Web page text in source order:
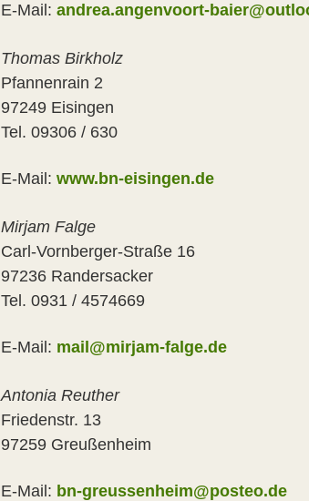
E-Mail: andrea.angenvoort-
Thomas Birkholz
Pfannenrain 2
97249 Eisingen
Tel. 09306 / 630
E-Mail: www.bn-eisingen.de
Mirjam Falge
Carl-Vornberger-Straße 16
97236 Randersacker
Tel. 0931 / 4574669
E-Mail: mail@mirjam-falge.de
Antonia Reuther
Friedenstr. 13
97259 Greußenheim
E-Mail: bn-greussenheim@posteo.de